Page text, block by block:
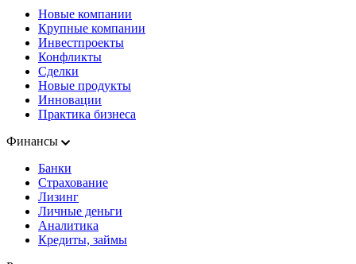
Новые компании
Крупные компании
Инвестпроекты
Конфликты
Сделки
Новые продукты
Инновации
Практика бизнеса
Финансы
Банки
Страхование
Лизинг
Личные деньги
Аналитика
Кредиты, займы